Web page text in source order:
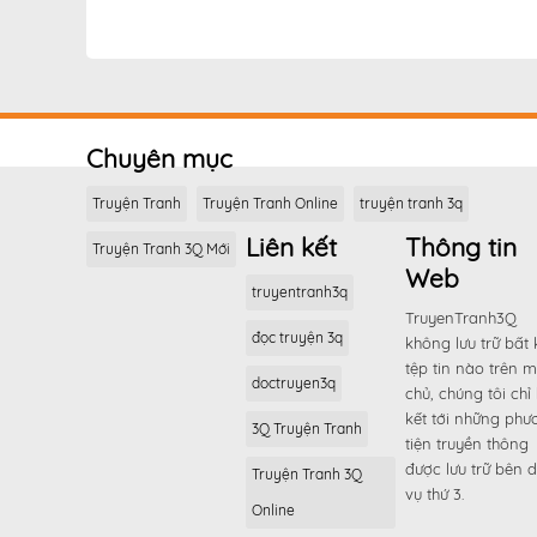
Chương 166
Chương 165
Chương 164
Chương 163
Chương 162
Chuyên mục
Truyện Tranh Truyện Tranh Online truyện tranh 3q
Truyện Tranh 3Q Mới Liên kết
truyentranh3q
đọc truyện 3q
doctruyen3q
3Q Truyện Tranh
Truyện Tranh 3Q
Online
Thông tin
Web
TruyenTranh3Q
không lưu trữ bất
tệp tin nào trên
chủ, chúng tôi chỉ
kết tới những
tiện truyền thông
được lưu trữ bên
vụ thứ 3.